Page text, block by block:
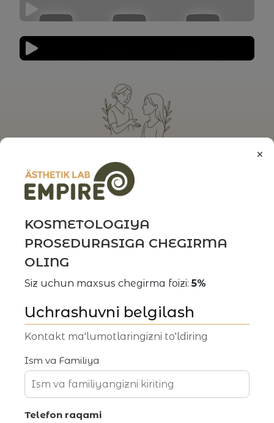
BEPUL MASLAHAT OLING
Estetik kosmetologiya klinikasi
Manzil
m.Novza, Oltin Markazi, 3-cü və 4-cü mərtəbələr
O'zbekiston, Toshkent
Elektron pochta
uz@asthehtiklab.com
×
KOSMETOLOGIYA
PROSEDURASIGA CHEGIRMA
OLING
Siz uchun maxsus chegirma foizi:5%
Uchrashuvni belgilash
Kontakt ma'lumotlaringizni to'ldiring
Ism va Familiya
Telefon raqami